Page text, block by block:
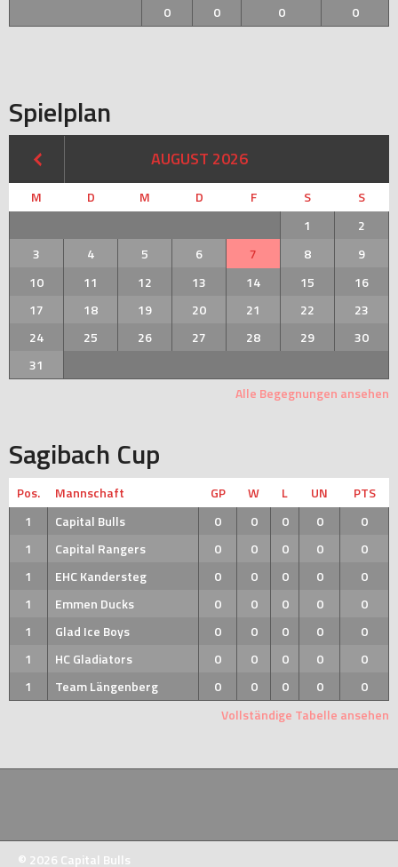
0
0 0 0
Spielplan
AUGUST 2026
M D M D F S
S
1
2
3
4 5 6 7 8
9
10
11 12 13 14 15
16
17
18 19 20 21 22
23
24
25 26 27 28 29
30
31
Alle Begegnungen ansehen
Sagibach Cup
Pos. Mannschaft GP W L UN
PTS
1
Capital Bulls 0 0 0 0
0
1
Capital Rangers 0 0 0 0
0
1
EHC Kandersteg 0 0 0 0
0
1
Emmen Ducks 0 0 0 0
0
1
Glad Ice Boys 0 0 0 0
0
1
HC Gladiators 0 0 0 0
0
1
Team Längenberg 0 0 0 0
0
Vollständige Tabelle ansehen
© 2026 Capital Bulls